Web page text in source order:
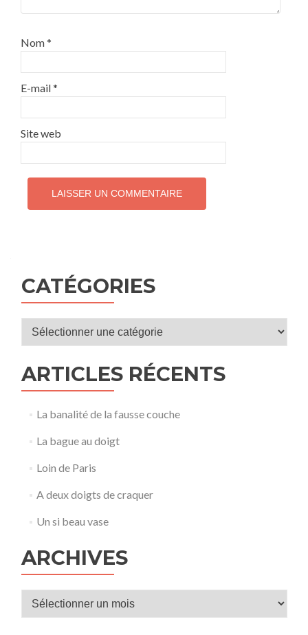
Nom*
E-mail*
Site web
CATÉGORIES
Catégories
ARTICLES RÉCENTS
La banalité de la fausse couche
La bague au doigt
Loin de Paris
A deux doigts de craquer
Un si beau vase
ARCHIVES
Archives